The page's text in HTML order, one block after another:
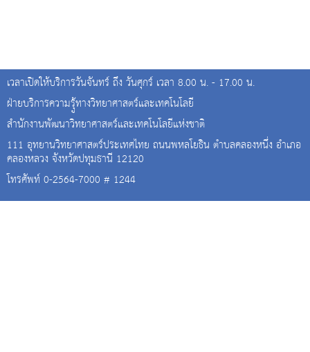
เวลาเปิดให้บริการวันจันทร์ ถึง วันศุกร์ เวลา 8.00 น. - 17.00 น.
ฝ่ายบริการความรุู้ทางวิทยาศาสตร์และเทคโนโลยี
สำนักงานพัฒนาวิทยาศาสตร์และเทคโนโลยีแห่งชาติ
111 อุทยานวิทยาศาสตร์ประเทศไทย ถนนพหลโยธิน ตำบลคลองหนึ่ง อำเภอ
คลองหลวง จังหวัดปทุมธานี 12120
โทรศัพท์ 0-2564-7000 # 1244